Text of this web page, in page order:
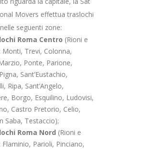
Movers effettua traslochi
seguenti zone:
Roma Centro (Rioni e
Monti, Trevi, Colonna,
Ponte, Parione,
Sant’Eustachio,
Ripa, Sant’Angelo,
Borgo, Esquilino, Ludovisi,
Castro Pretorio, Celio,
Saba, Testaccio);
Roma Nord (Rioni e
Flaminio, Parioli, Pinciano,